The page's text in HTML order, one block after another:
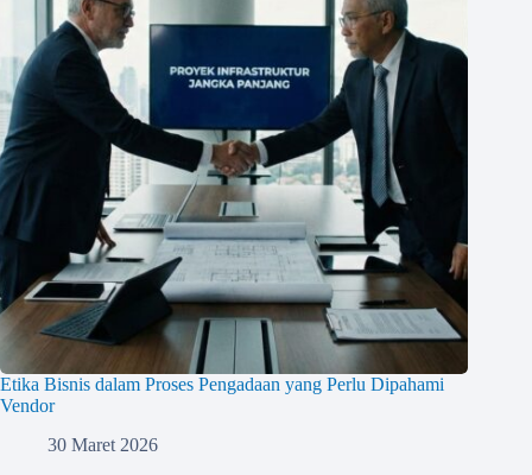
Etika Bisnis dalam Proses Pengadaan yang Perlu Dipahami
Vendor
30 Maret 2026